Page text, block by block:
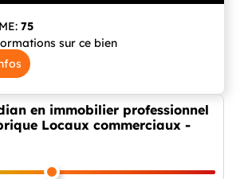
75
sur ce bien
en immobilier professionnel
Locaux commerciaux -